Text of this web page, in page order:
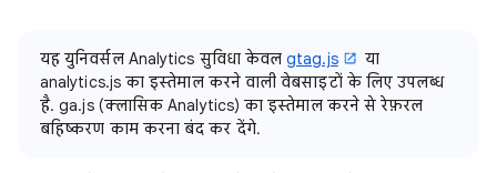
यह युनिवर्सल Analytics सुविधा केवलgtag.js
या
analytics.js का इस्तेमाल करने वाली वेबसाइटों के लिए उपलब्ध
है. ga.js (क्लासिक Analytics) का इस्तेमाल करने से रेफ़रल
बहिष्करण काम करना बंद कर देंगे.